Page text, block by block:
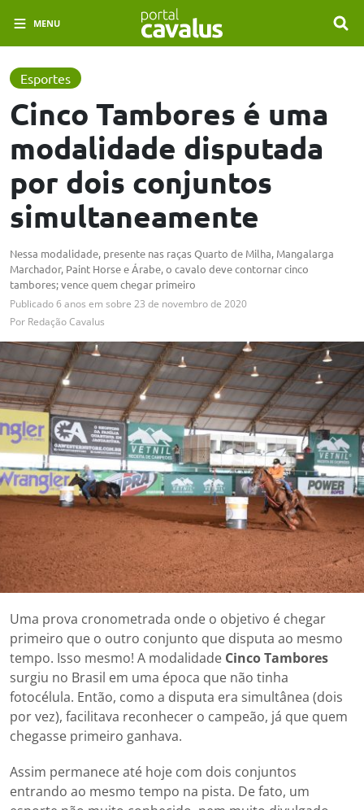
MENU
Esportes
Cinco Tambores é uma
modalidade disputada
por dois conjuntos
simultaneamente
Nessa modalidade, presente nas raças Quarto de Milha, Mangalarga
Marchador, Paint Horse e Árabe, o cavalo deve contornar cinco
tambores; vence quem chegar primeiro
Publicado6 anos em sobre 23 de novembro de 2020
Por Redação Cavalus
Uma prova cronometrada onde o objetivo é chegar
primeiro que o outro conjunto que disputa ao mesmo
tempo. Isso mesmo! A modalidade Cinco Tambores
surgiu no Brasil em uma época que não tinha
fotocélula. Então, como a disputa era simultânea (dois
por vez), facilitava reconhecer o campeão, já que quem
chegasse primeiro ganhava.
Assim permanece até hoje com dois conjuntos
entrando ao mesmo tempo na pista. De fato, um